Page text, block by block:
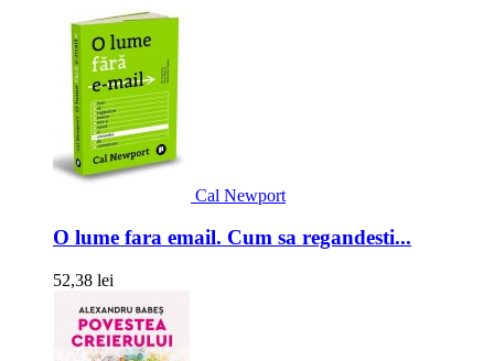
Cal Newport
O lume fara email. Cum sa regandesti...
52,38 lei